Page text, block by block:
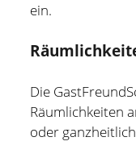
begeistere mich für
"Über mich" Seite
ein.
Die
Räumlichkeiten
oder